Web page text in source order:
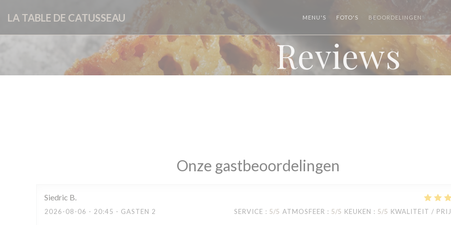
LA TABLE DE CATUSSEAU MENU'S FOTO'S BEOORDELINGEN
Reviews
Onze gastbeoordelingen
Siedric B
2026-08-06 - 20:45 - GASTEN 2 SERVICE : 5/5 ATMOSFEER : 5/5 KEUKEN : 5/5 KWALITEIT /